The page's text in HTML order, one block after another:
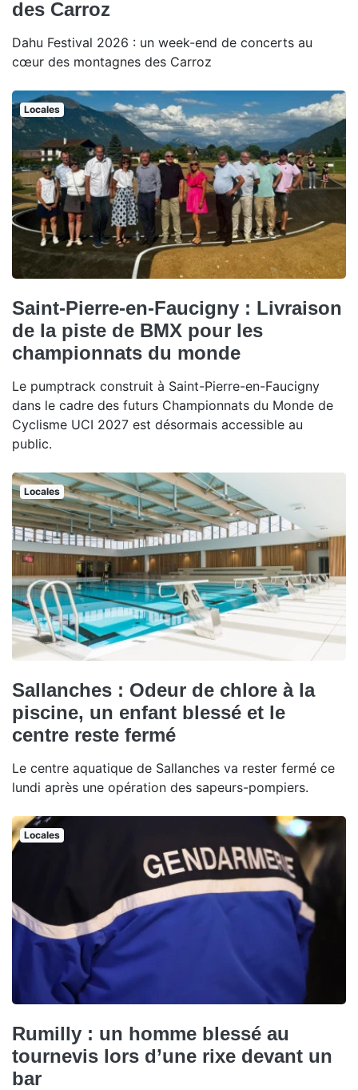
des Carroz
Dahu Festival 2026 : un week-end de concerts au
cœur des montagnes des Carroz
Locales
Saint-Pierre-en-Faucigny : Livraison
de la piste de BMX pour les
championnats du monde
Le pumptrack construit à Saint-Pierre-en-Faucigny
dans le cadre des futurs Championnats du Monde de
Cyclisme UCI 2027 est désormais accessible au
public.
Locales
Sallanches : Odeur de chlore à la
piscine, un enfant blessé et le
centre reste fermé
Le centre aquatique de Sallanches va rester fermé ce
lundi après une opération des sapeurs-pompiers.
Locales
Rumilly : un homme blessé au
tournevis lors d’une rixe devant un
bar